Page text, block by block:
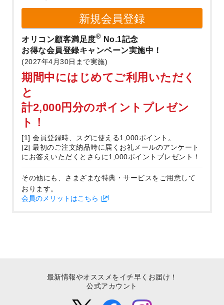
新規会員登録
オリコン顧客満足度® No.1記念
お得な会員登録キャンペーン実施中！
(2027年4月30日まで実施)
期間中にはじめてご利用いただく
と
計2,000円分のポイントプレゼン
ト！
[1] 会員登録時、スグに使える1,000ポイント。
[2] 最初のご注文納品時に届くお礼メールのアンケート
にお答えいただくとさらに1,000ポイントプレゼント！
その他にも、さまざまな特典・サービスをご用意して
おります。
会員のメリットはこちら
最新情報やオススメをイチ早くお届け！
公式アカウント